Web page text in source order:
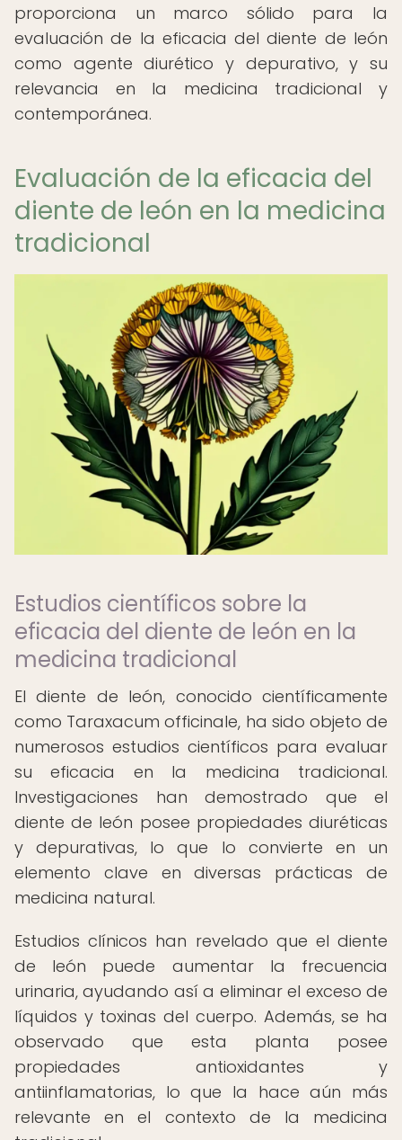
proporciona un marco sólido para la
evaluación de la eficacia del diente de león
como agente diurético y depurativo, y su
relevancia en la medicina tradicional y
contemporánea.
Evaluación de la eficacia del
diente de león en la medicina
tradicional
Estudios científicos sobre la
eficacia del diente de león en la
medicina tradicional
El diente de león, conocido científicamente
como Taraxacum officinale, ha sido objeto de
numerosos estudios científicos para evaluar
su eficacia en la medicina tradicional.
Investigaciones han demostrado que el
diente de león posee propiedades diuréticas
y depurativas, lo que lo convierte en un
elemento clave en diversas prácticas de
medicina natural.
Estudios clínicos han revelado que el diente
de león puede aumentar la frecuencia
urinaria, ayudando así a eliminar el exceso de
líquidos y toxinas del cuerpo. Además, se ha
observado que esta planta posee
propiedades antioxidantes y
antiinflamatorias, lo que la hace aún más
relevante en el contexto de la medicina